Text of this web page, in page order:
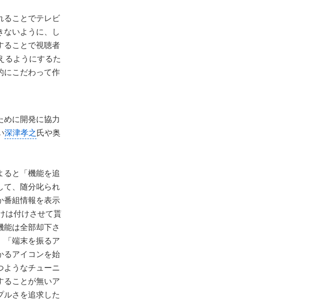
ることでテレビ
ないように、し
ることで視聴者
るようにするた
にこだわって作
めに開発に協力
深津孝之氏や奥
ると「機能を追
て、随分叱られ
番組情報を表示
は付けさせて貰
能は全部却下さ
「端末を振るア
るアイコンを始
ようなチューニ
ることが無いア
ルさを追求した